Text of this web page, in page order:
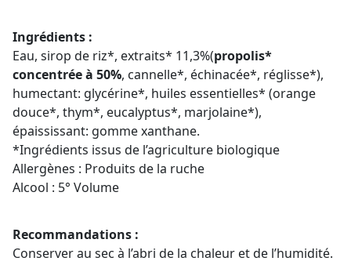
Ingrédients :
Eau, sirop de riz*, extraits* 11,3%(propolis*
concentrée à 50%, cannelle*, échinacée*, réglisse*),
humectant: glycérine*, huiles essentielles* (orange
douce*, thym*, eucalyptus*, marjolaine*),
épaississant: gomme xanthane.
*Ingrédients issus de l’agriculture biologique
Allergènes : Produits de la ruche
Alcool : 5° Volume
Recommandations :
Conserver au sec à l’abri de la chaleur et de l’humidité.